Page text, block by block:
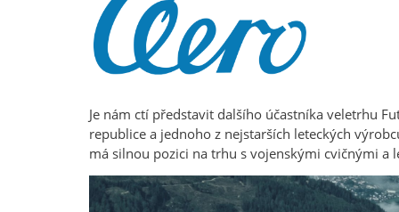
Je nám ctí představit dalšího účastníka veletrhu
republice a jednoho z nejstarších leteckých
má silnou pozici na trhu s vojenskými cvičnými a